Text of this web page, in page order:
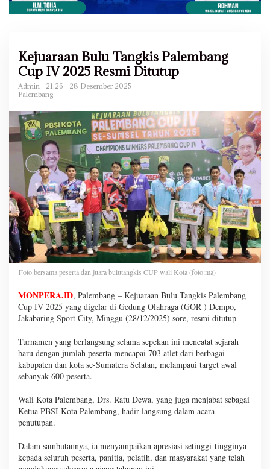
Kejuaraan Bulu Tangkis Palembang
Cup IV 2025 Resmi Ditutup
Admin
21:26 - 28 Desember 2025
Palembang
Foto bersama peserta dan juara bulutangkis CUP wali Kota (foto:ma)
MONPERA.ID, Palembang – Kejuaraan Bulu Tangkis Palembang
Cup IV 2025 yang digelar di Gedung Olahraga (GOR ) Dempo,
Jakabaring Sport City, Minggu (28/12/2025) sore, resmi ditutup
Turnamen yang berlangsung selama sepekan ini mencatat sejarah
baru dengan jumlah peserta mencapai 703 atlet dari berbagai
kabupaten dan kota se-Sumatera Selatan, melampaui target awal
sebanyak 600 peserta.
Wali Kota Palembang, Drs. Ratu Dewa, yang juga menjabat sebagai
Ketua PBSI Kota Palembang, hadir langsung dalam acara
penutupan.
Dalam sambutannya, ia menyampaikan apresiasi setinggi-tingginya
kepada seluruh peserta, panitia, pelatih, dan masyarakat yang telah